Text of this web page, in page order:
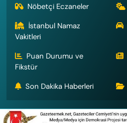
Nöbetçi Eczaneler
İstanbul Namaz
Vakitleri
Puan Durumu ve
Fikstür
Son Dakika Haberleri